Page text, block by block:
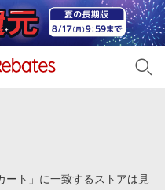
ート」に一致するストアは見